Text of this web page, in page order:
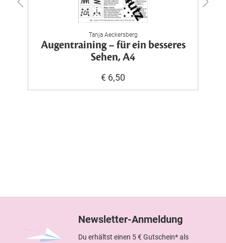
Tanja Aeckersberg
Augentraining – für ein besseres
Sehen, A4
€ 6,50
Newsletter-Anmeldung
Du erhältst einen 5 € Gutschein* als